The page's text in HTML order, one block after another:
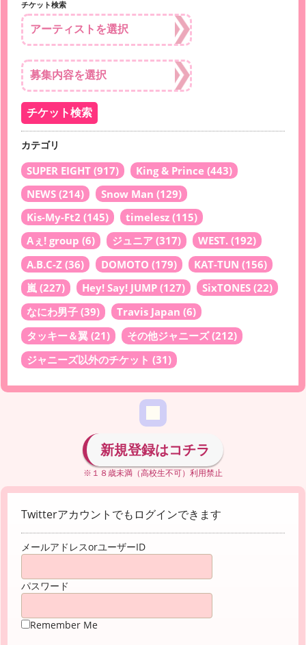
チケット検索
カテゴリ
SUPER EIGHT (917) King & Prince (443)
NEWS (214) Snow Man (129)
Kis-My-Ft2 (145) timelesz (115)
Aぇ! group (6) ジュニア (317) WEST. (192)
A.B.C-Z (36) DOMOTO (179) KAT-TUN (156)
嵐 (227) Hey! Say! JUMP (127) SixTONES (22)
なにわ男子 (39) Travis Japan (6)
タッキー＆翼 (21) その他ジャニーズ(212)
ジャニーズ以外のチケット (31)
新規登録はコチラ
※１８歳未満（高校生不可）利用禁止
Twitterアカウントでもログインできます
メールアドレスorユーザーID
パスワード
Remember Me